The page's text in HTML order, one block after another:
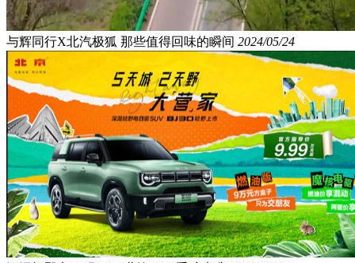
与辉同行X北汽极狐 那些值得回味的瞬间 2024/05/24